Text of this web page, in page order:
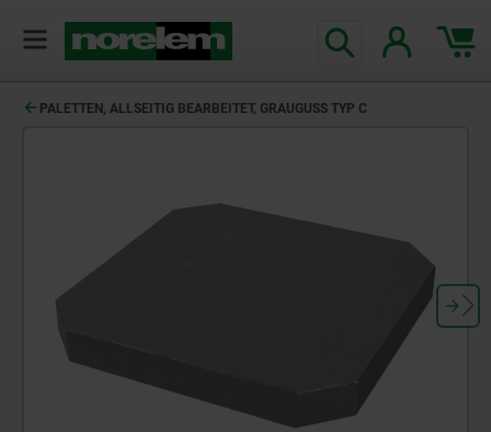
PALETTEN, ALLSEITIG BEARBEITET, GRAUGUSS TYP C